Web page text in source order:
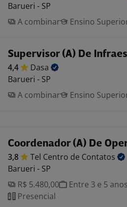
Barueri - SP
A combinar
Ensino
Supervisor (A) De
4,4
Dasa
Barueri - SP
A combinar
Ensino
Coordenador (A) De
3,8 Tel Centro de Contatos
Barueri - SP
R$ 5.480,00
Entre 3 e 5 anos
Presencial